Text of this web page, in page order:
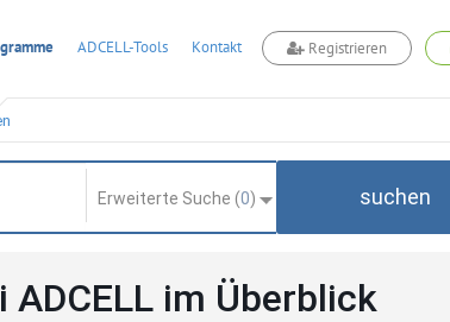
ADCELL-Tools Kontakt Registrieren
Erweiterte Suche (0) suchen
im Überblick